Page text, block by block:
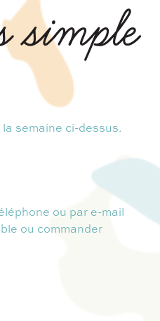
simple
semaine ci-dessus.
ou par e-mail
ou commander